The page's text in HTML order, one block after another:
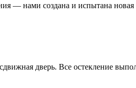
— нами создана и испытана новая
дверь. Все остекление